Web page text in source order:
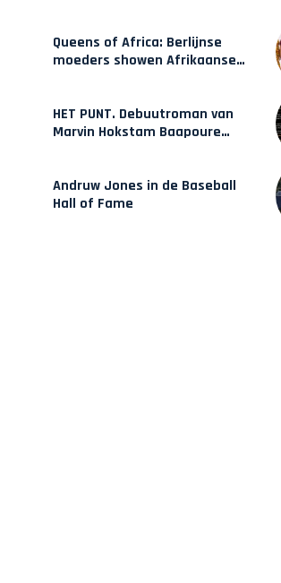
Queens of Africa: Berlijnse
moeders showen Afrikaanse
HET PUNT. Debuutroman van
Marvin Hokstam Baapoure
Andruw Jones in de Baseball
Hall of Fame